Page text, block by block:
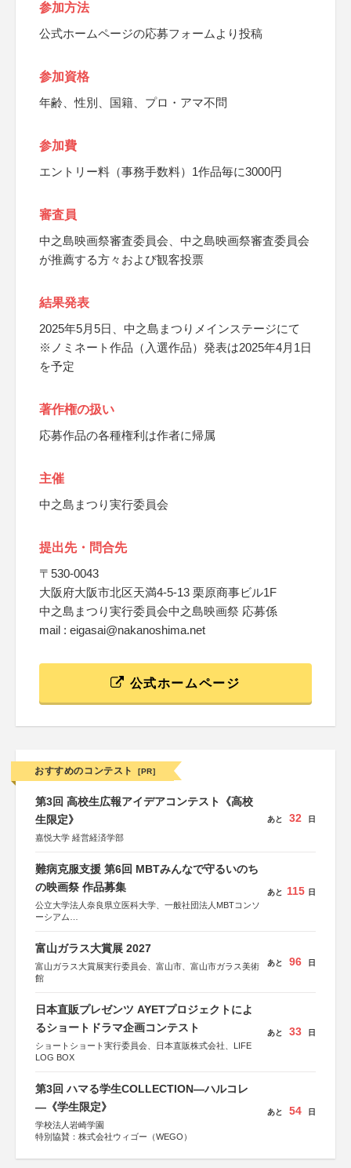
参加方法
公式ホームページの応募フォームより投稿
参加資格
年齢、性別、国籍、プロ・アマ不問
参加費
エントリー料（事務手数料）1作品毎に3000円
審査員
中之島映画祭審査委員会、中之島映画祭審査委員会
が推薦する方々および観客投票
結果発表
2025年5月5日、中之島まつりメインステージにて
※ノミネート作品（入選作品）発表は2025年4月1日
を予定
著作権の扱い
応募作品の各種権利は作者に帰属
主催
中之島まつり実行委員会
提出先・問合先
〒530-0043
大阪府大阪市北区天満4-5-13 栗原商事ビル1F
中之島まつり実行委員会中之島映画祭 応募係
mail : eigasai@nakanoshima.net
公式ホームページ
おすすめのコンテスト [PR]
第3回 高校生広報アイデアコンテスト《高校
生限定》
嘉悦大学 経営経済学部
あと 32 日
難病克服支援 第6回 MBTみんなで守るいのち
の映画祭 作品募集
公立大学法人奈良県立医科大学、一般社団法人MBTコンソ
ーシアム
協力：読売新聞社
後援：厚生労働省
文部科学省
奈良県
「“よい仕事おこし”フェア」実行委員会
関西文化学術研究都市推進機構
東京難病団体連絡協議会
あと 115 日
富山ガラス大賞展 2027
富山ガラス大賞展実行委員会、富山市、富山市ガラス美術
館
あと 96 日
日本直販プレゼンツ AYETプロジェクトによ
るショートドラマ企画コンテスト
ショートショート実行委員会、日本直販株式会社、LIFE
LOG BOX
あと 33 日
第3回 ハマる学生COLLECTION―ハルコレ
―《学生限定》
学校法人岩崎学園
特別協賛：株式会社ウィゴー（WEGO）
あと 54 日